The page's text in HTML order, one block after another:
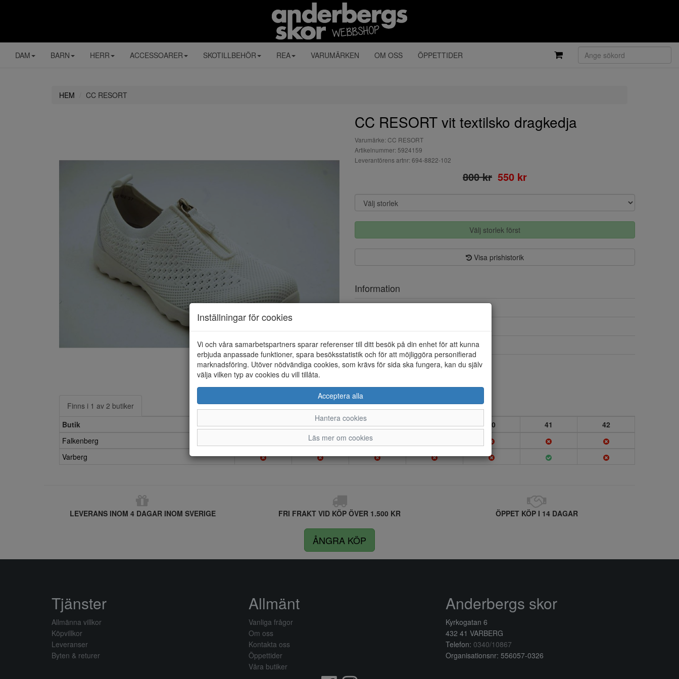
DAM BARN HERR ACCESSOARER SKOTILLBEHÖR REA VARUMÄRKEN OM OSS ÖPPETTIDER
HEM CC RESORT
CC RESORT vit textilsko dragkedja
Varumärke: CC RESORT
Artikelnummer: 5924159
Leverantörens artnr: 694-8822-102
800 kr 550 kr
Välj storlek först
Visa prishistorik
Information
Övrigt
Dragkedja
Löstagbar innersula
Ja
Finns i 1 av 2 butiker
Butik
36 37 38 39 40 41
42
Falkenberg
Varberg
LEVERANS INOM 4 DAGAR INOM SVERIGE FRI FRAKT VID KÖP ÖVER 1.500 KR ÖPPET KÖP I 14 DAGAR
ÅNGRA KÖP
Inställningar för cookies
Vi och våra samarbetspartners sparar referenser till ditt besök på din enhet för att kunna
erbjuda anpassade funktioner, spara besöksstatistik och för att möjliggöra personifierad
marknadsföring. Utöver nödvändiga cookies, som krävs för sida ska fungera, kan du själv
välja vilken typ av cookies du vill tillåta.
Acceptera alla
Hantera cookies
Läs mer om cookies
Tjänster
Allmänna villkor
Köpvillkor
Leveranser
Byten & returer
Allmänt
Vanliga frågor
Om oss
Kontakta oss
Öppettider
Våra butiker
Anderbergs skor
Kyrkogatan 6
432 41 VARBERG
Telefon: 0340/10867
Organisationsnr: 556057-0326